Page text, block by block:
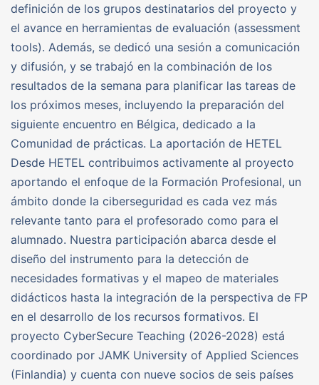
definición de los grupos destinatarios del proyecto y
el avance en herramientas de evaluación (assessment
tools). Además, se dedicó una sesión a comunicación
y difusión, y se trabajó en la combinación de los
resultados de la semana para planificar las tareas de
los próximos meses, incluyendo la preparación del
siguiente encuentro en Bélgica, dedicado a la
Comunidad de prácticas. La aportación de HETEL
Desde HETEL contribuimos activamente al proyecto
aportando el enfoque de la Formación Profesional, un
ámbito donde la ciberseguridad es cada vez más
relevante tanto para el profesorado como para el
alumnado. Nuestra participación abarca desde el
diseño del instrumento para la detección de
necesidades formativas y el mapeo de materiales
didácticos hasta la integración de la perspectiva de FP
en el desarrollo de los recursos formativos. El
proyecto CyberSecure Teaching (2026-2028) está
coordinado por JAMK University of Applied Sciences
(Finlandia) y cuenta con nueve socios de seis países